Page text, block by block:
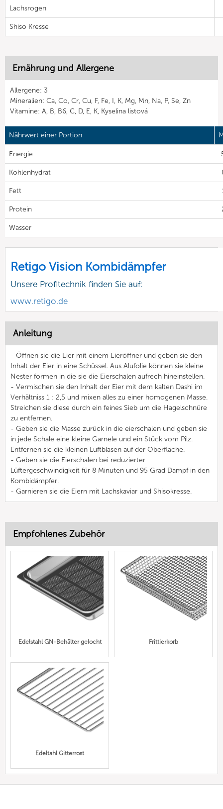
Lachsrogen
Shiso Kresse
Ernährung und Allergene
Allergene: 3
Mineralien: Ca, Co, Cr, Cu, F, Fe, I, K, Mg, Mn, Na, P, Se, Zn
Vitamine: A, B, B6, C, D, E, K, Kyselina listová
Nährwert einer Portion
Energie
Kohlenhydrat
Fett
Protein
Wasser
Retigo Vision Kombidämpfer
Unsere Profitechnik finden Sie auf:
www.retigo.de
Anleitung
- Öffnen sie die Eier mit einem Eieröffner und geben sie den
Inhalt der Eier in eine Schüssel. Aus Alufolie können sie kleine
Nester formen in die sie die Eierschalen aufrech hineinstellen.
- Vermischen sie den Inhalt der Eier mit dem kalten Dashi im
Verhältniss 1 : 2,5 und mixen alles zu einer homogenen Masse.
Streichen sie diese durch ein feines Sieb um die Hagelschnüre
zu entfernen.
- Geben sie die Masse zurück in die eierschalen und geben sie
in jede Schale eine kleine Garnele und ein Stück vom Pilz.
Entfernen sie die kleinen Luftblasen auf der Oberfläche.
- Geben sie die Eierschalen bei reduzierter
Lüftergeschwindigkeit für 8 Minuten und 95 Grad Dampf in den
Kombidämpfer.
- Garnieren sie die Eiern mit Lachskaviar und Shisokresse.
Empfohlenes Zubehör
Edelstahl GN-Behälter gelocht Frittierkorb
Edeltahl Gitterrost